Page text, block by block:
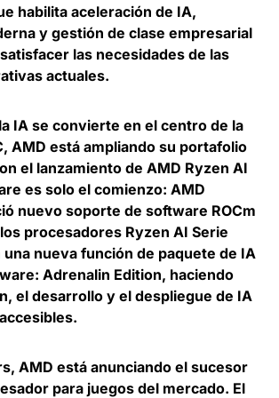
habilita aceleración de IA,
y gestión de clase empresarial
las necesidades de las
actuales.
IA se convierte en el centro de la
AMD está ampliando su portafolio
el lanzamiento de AMD Ryzen AI
es solo el comienzo: AMD
nuevo soporte de software ROCm
procesadores Ryzen AI Serie
una nueva función de paquete de IA
Adrenalin Edition, haciendo
el desarrollo y el despliegue de IA
AMD está anunciando el sucesor
para juegos del mercado. El